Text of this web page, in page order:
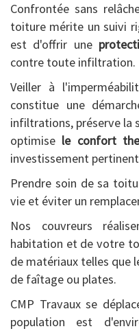
Confrontée sans
toiture mérite un suivi
est d'offrir une
contre toute infiltration.
Veiller à
constitue une
infiltrations, préserve la
optimise le confort
investissement
Prendre soin de sa
vie et éviter un
Nos couvreurs
habitation et de votre
de matériaux telles que
de faîtage ou plates.
CMP Travaux se
population est